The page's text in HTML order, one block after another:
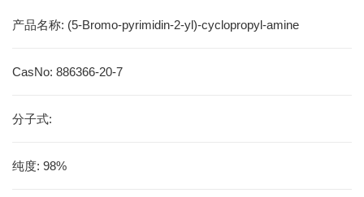
产品名称: (5-Bromo-pyrimidin-2-yl)-cyclopropyl-amine
CasNo: 886366-20-7
分子式:
纯度: 98%